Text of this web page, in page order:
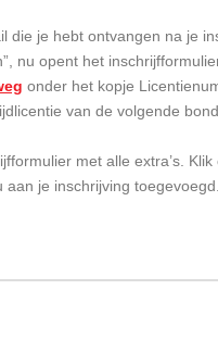
die je hebt ontvangen na je
nu opent het
onder het kopje
van de volgende
met alle extra’s.
je inschrijving toegevoegd.